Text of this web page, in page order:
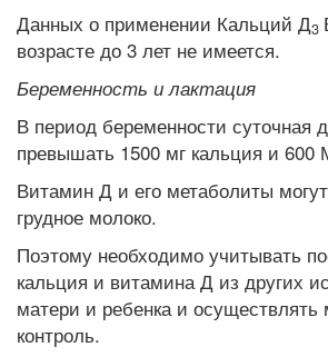
Данных о применении Кальций Д3
возрасте до 3 лет не имеется.
Беременность и лактация
В период беременности суточная
превышать 1500 мг кальция и
Витамин Д и его метаболиты
грудное молоко.
Поэтому необходимо учитывать
кальция и витамина Д из других
матери и ребенка и осуществлять
контроль.